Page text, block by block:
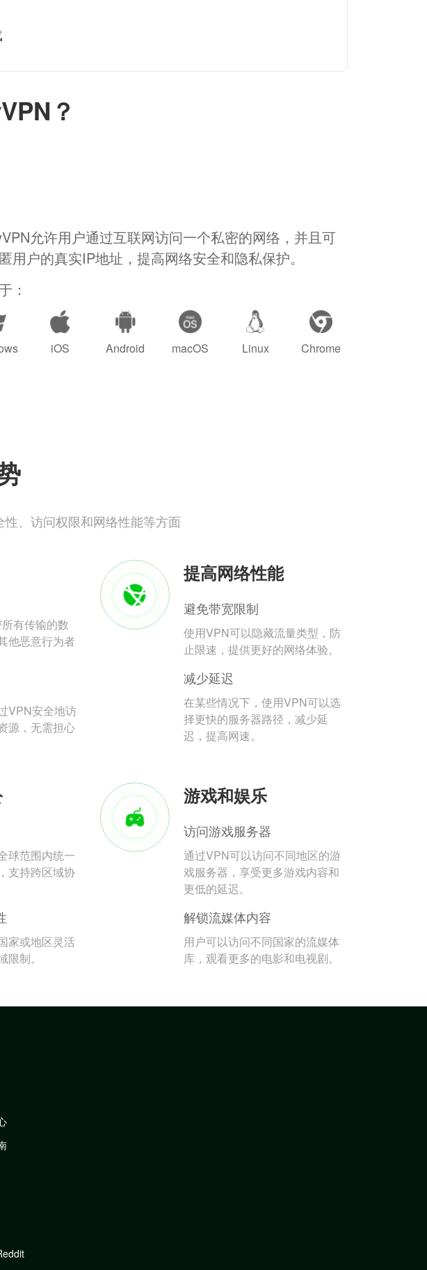
？
允许用户通过互联网访问一个私密的网络，并且可
用户的真实IP地址，提高网络安全和隐私保护。
：
iOS Android macOS Linux Chrome
、访问权限和网络性能等方面
有传输的数
他恶意行为者
VPN安全地访
源，无需担心
提高网络性能
避免带宽限制
使用VPN可以隐藏流量类型，防
止限速，提供更好的网络体验。
减少延迟
在某些情况下，使用VPN可以选
择更快的服务器路径，减少延
迟，提高网速。
球范围内统一
支持跨区域协
家或地区灵活
制。
游戏和娱乐
访问游戏服务器
通过VPN可以访问不同地区的游
戏服务器，享受更多游戏内容和
更低的延迟。
解锁流媒体内容
用户可以访问不同国家的流媒体
库，观看更多的电影和电视剧。